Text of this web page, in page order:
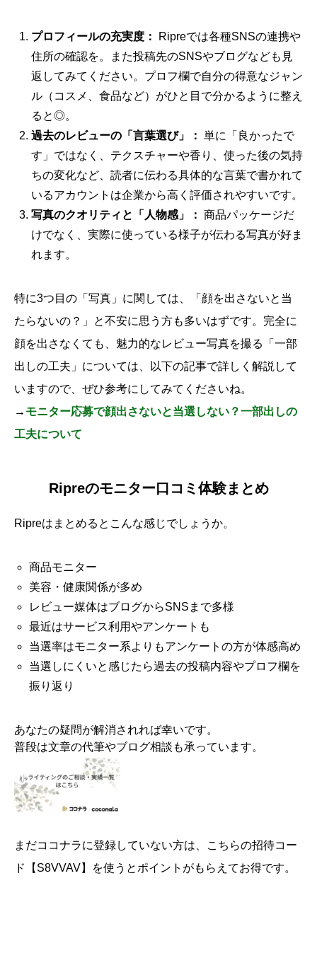
プロフィールの充実度：
Ripreでは各種SNSの連携や
住所の確認を。また投稿先のSNSやブログなども見
返してみてください。プロフ欄で自分の得意なジャン
ル（コスメ、食品など）がひと目で分かるように整え
ると◎。
過去のレビューの「言葉選び」： 単に「良かったで
す」ではなく、テクスチャーや香り、使った後の気持
ちの変化など、読者に伝わる具体的な言葉で書かれて
いるアカウントは企業から高く評価されやすいです。
写真のクオリティと「人物感」： 商品パッケージだ
けでなく、実際に使っている様子が伝わる写真が好ま
れます。
特に3つ目の「写真」に関しては、「顔を出さないと当
たらないの？」と不安に思う方も多いはずです。完全に
顔を出さなくても、魅力的なレビュー写真を撮る「一部
出しの工夫」については、以下の記事で詳しく解説して
いますので、ぜひ参考にしてみてくださいね。
→ モニター応募で顔出さないと当選しない？一部出しの
工夫について
Ripreのモニター口コミ体験まとめ
Ripreはまとめるとこんな感じでしょうか。
商品モニター
美容・健康関係が多め
レビュー媒体はブログからSNSまで多様
最近はサービス利用やアンケートも
当選率はモニター系よりもアンケートの方が体感高め
当選しにくいと感じたら過去の投稿内容やプロフ欄を
振り返り
あなたの疑問が解消されれば幸いです。
普段は文章の代筆やブログ相談も承っています。
まだココナラに登録していない方は、こちらの招待コー
ド【S8VVAV】を使うとポイントがもらえてお得です。